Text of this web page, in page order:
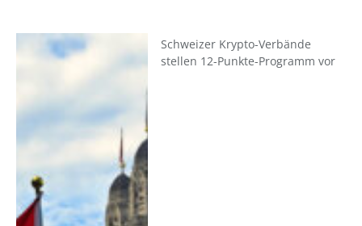
Schweizer Krypto-Verbände
stellen 12-Punkte-Programm vor